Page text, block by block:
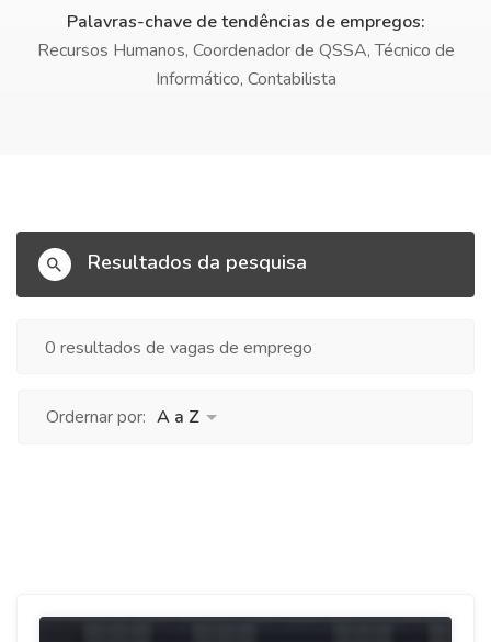
Palavras-chave de tendências de empregos:
Recursos Humanos, Coordenador de QSSA, Técnico de
Informático, Contabilista
Resultados da pesquisa
0 resultados de vagas de emprego
Ordernar por: A a Z